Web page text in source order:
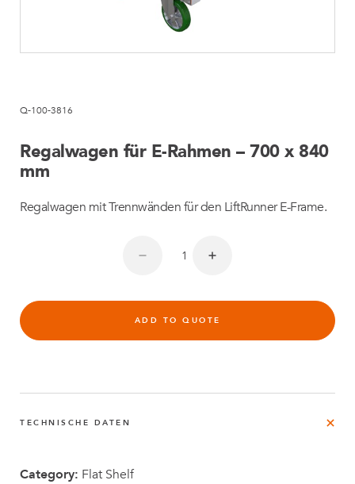
Q-100-3816
Regalwagen für E-Rahmen – 700 x 840
mm
Regalwagen mit Trennwänden für den LiftRunner E-Frame.
ADD TO QUOTE
TECHNISCHE DATEN
Category: Flat Shelf